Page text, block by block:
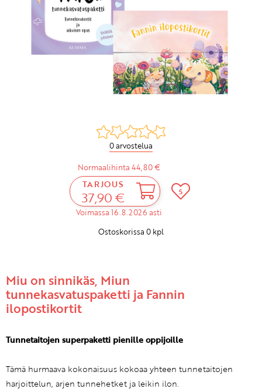
0 arvostelua
Normaalihinta 44,80 €
TARJOUS
37,90 €
Voimassa 16.8.2026 asti
5
Ostoskorissa 0 kpl
Miu on sinnikäs, Miun
tunnekasvatuspaketti ja Fannin
ilopostikortit
Tunnetaitojen superpaketti pienille oppijoille
Tämä hurmaava kokonaisuus kokoaa yhteen tunnetaitojen
harjoittelun, arjen tunnehetket ja leikin ilon.